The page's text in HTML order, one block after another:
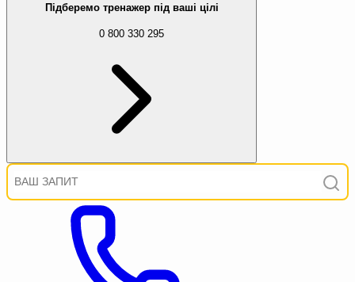
Підберемо тренажер під ваші цілі
0 800 330 295